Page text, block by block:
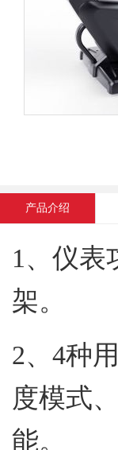
产品介绍
1、仪表
2、4种
度模式